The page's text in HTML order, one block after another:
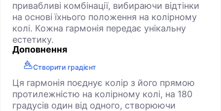
привабливі комбінації, вибираючи відтінки
на основі їхнього положення на колірному
колі. Кожна гармонія передає унікальну
естетику.
Доповнення
Створити градієнт
Ця гармонія поєднує колір з його прямою
протилежністю на колірному колі, на 180
градусів один від одного, створюючи